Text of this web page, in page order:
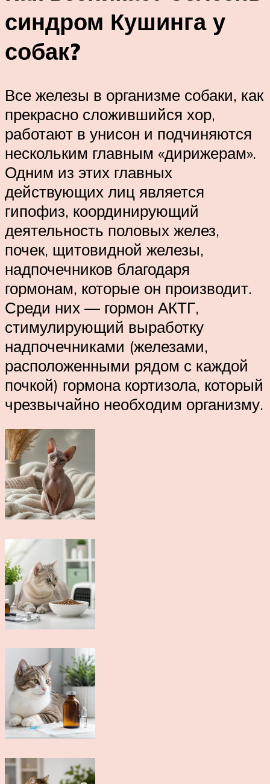
синдром Кушинга у
собак?
Все железы в организме собаки, как
прекрасно сложившийся хор,
работают в унисон и подчиняются
нескольким главным «дирижерам».
Одним из этих главных
действующих лиц является
гипофиз, координирующий
деятельность половых желез,
почек, щитовидной железы,
надпочечников благодаря
гормонам, которые он производит.
Среди них — гормон АКТГ,
стимулирующий выработку
надпочечниками (железами,
расположенными рядом с каждой
почкой) гормона кортизола, который
чрезвычайно необходим организму.